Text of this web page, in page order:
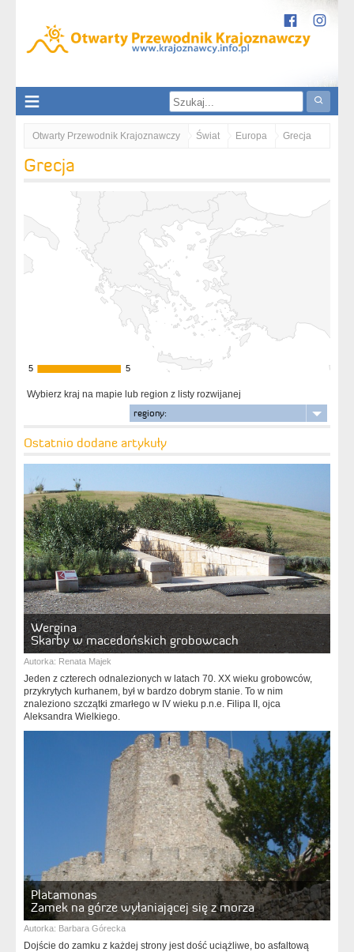
Otwarty Przewodnik Krajoznawczy Świat Europa Grecja
Macedonia
Grecja
5
5 5
5
Wybierz kraj na mapie lub region z listy rozwijanej
regiony:
Ostatnio dodane artykuły
Wergina
Skarby w macedońskich grobowcach
Autorka: Renata Majek
Jeden z czterech odnalezionych w latach 70. XX wieku grobowców,
przykrytych kurhanem, był w bardzo dobrym stanie. To w nim
znaleziono szczątki zmarłego w IV wieku p.n.e. Filipa II, ojca
Aleksandra Wielkiego.
Platamonas
Zamek na górze wyłaniającej się z morza
Autorka: Barbara Górecka
Dojście do zamku z każdej strony jest dość uciążliwe, bo asfaltową